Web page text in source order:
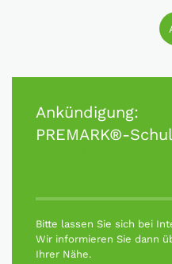
Ankündigung:
PREMARK®-
Bitte lassen Sie sich bei
Wir informieren Sie dann
Ihrer Nähe.